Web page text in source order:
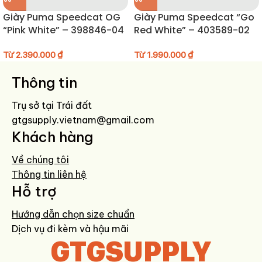
HƯỚNG DẪN BẢO QUẢN GIÀY
Lau sạch bụi bẩn sau mỗi lần sử dụng bằng khăn mềm hoặc bàn
Tránh tiếp xúc lâu với nước và nơi ẩm thấp.
Dùng lót giữ form nếu không sử dụng thường xuyên.
Giày Puma Speedcat OG
“Pink White” – 398846-04
Từ2.390.000₫
Giày Puma Speedcat “Go
Red White” – 403589-02
Từ1.990.000₫
Thông tin
Trụ sở tại Trái đất
gtgsupply.vietnam@gmail.com
Khách hàng
Về chúng tôi
Thông tin liên hệ
Hỗ trợ
Hướng dẫn chọn size chuẩn
Dịch vụ đi kèm và hậu mãi
GTGSUPPLY